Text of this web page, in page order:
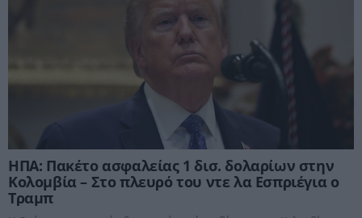
ΗΠΑ: Πακέτο ασφαλείας 1 δισ. δολαρίων στην
Κολομβία – Στο πλευρό του ντε λα Εσπριέγια ο
Τραμπ